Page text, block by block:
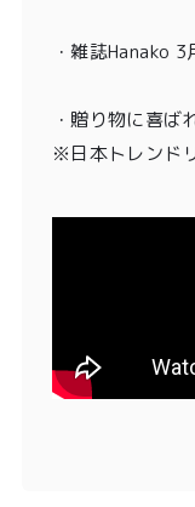
・雑誌Hanako 3
・贈り物に喜ば
※日本トレンド